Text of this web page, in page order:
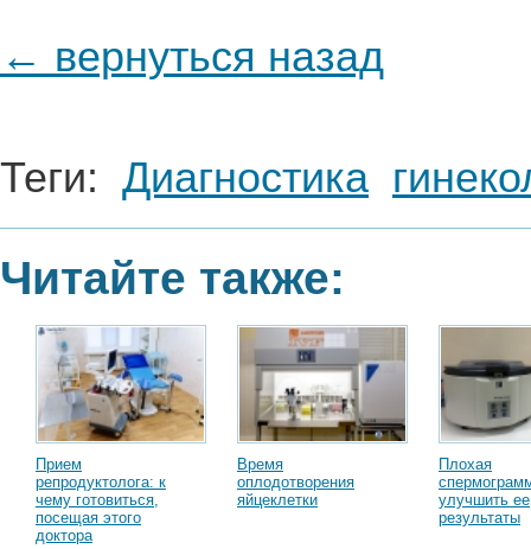
← вернуться назад
Теги: Диагностика
Читайте также:
Прием
репродуктолога: к
чему готовиться,
посещая этого
доктора
Время
оплодотворения
яйцеклетки
Плохая
улучшить ее
результаты